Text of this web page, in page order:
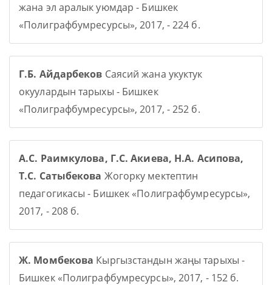
жана эл аралык уюмдар - Бишкек
«Полиграфбумресурсы», 2017, - 224 б.
Г.Б. Айдарбеков Саясий жана укуктук
окуулардын тарыхы - Бишкек
«Полиграфбумресурсы», 2017, - 252 б.
А.С. Раимкулова, Г.С. Акиева, Н.А. Асипова,
Т.С. Сатыбекова Жогорку мектептин
педагогикасы - Бишкек «Полиграфбумресурсы»,
2017, - 208 б.
Ж. Момбекова Кыргызстандын жаңы тарыхы -
Бишкек «Полиграфбумресурсы», 2017, - 152 б.